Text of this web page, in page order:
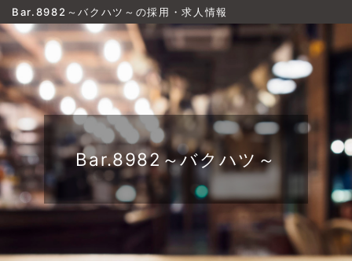
Bar.8982～バクハツ～の採用・求人情報
Bar.8982～バクハツ～